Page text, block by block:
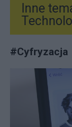
Inne
#Cyfryzacja